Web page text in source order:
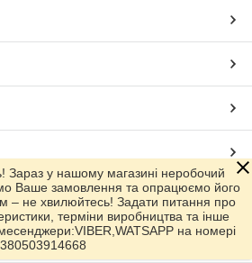
Prom.ua
Зараз у нашому магазині неробочий
Ваше замовлення та опрацюємо його
– не хвилюйтесь! Задати питання про
терміни виробництва та інше
на номері